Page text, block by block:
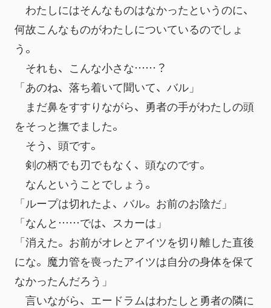
わたしにはそんなものはなかったというのに、
何故こんなものがわたしについているのでしょ
う。
それも、こんな小さな……？
「あのね、落ち着いて聞いて、バル」
まだ鼻をすすりながら、勇者の手がわたしの頭
をそっと撫でました。
そう、頭です。
剣の柄でも刃でもなく、頭なのです。
なんということでしょう。
「ループは切れたよ、バル。お前のお陰だ」
「なんと……では、スカーは」
「消えた。お前がオレとアイツを切り離した直後
にな。魔力管を喪ったアイツは自分の身体を保て
なかったんだろう」
言いながら、エードラムはわたしと勇者の隣に